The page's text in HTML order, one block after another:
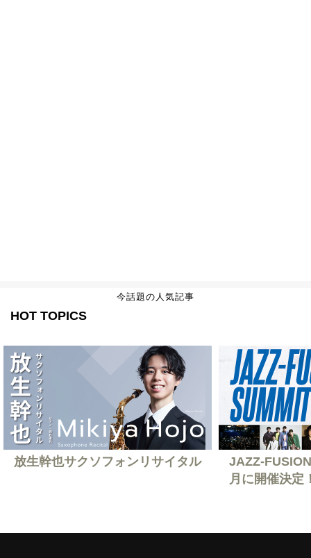
今話題の人気記事
HOT TOPICS
放生幹也サクソフォンリサイタル
JAZZ-
月に開催決定